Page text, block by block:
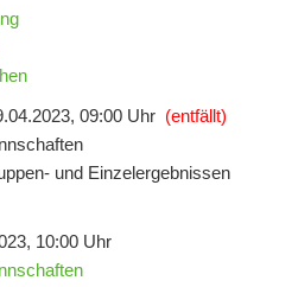
09:00 Uhr (entfällt)
und Einzelergebnissen
10:00 Uhr